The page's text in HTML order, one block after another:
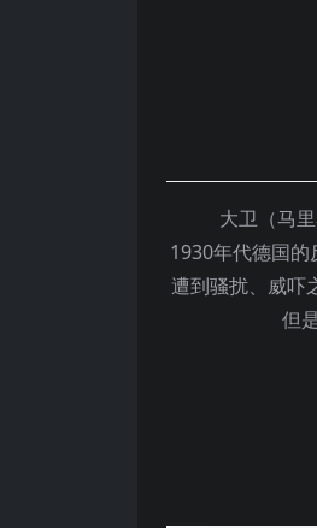
大卫（马里
1930年代德国
遭到骚扰、威吓
但